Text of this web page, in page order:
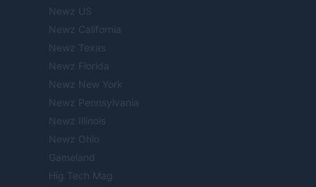
Newz US
Newz California
Newz Texas
Newz Florida
Newz New York
Newz Pennsylvania
Newz Illinois
Newz Ohio
Gameland
Hig Tech Mag